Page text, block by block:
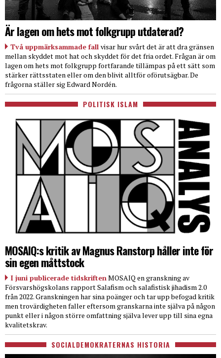
Är lagen om hets mot folkgrupp utdaterad?
Två uppmärksammade fall visar hur svårt det är att dra gränsen
mellan skyddet mot hat och skyddet för det fria ordet. Frågan är om
lagen om hets mot folkgrupp fortfarande tillämpas på ett sätt som
stärker rättsstaten eller om den blivit alltför oförutsägbar. De
frågorna ställer sig Edward Nordén.
POLITISK ISLAM
MOSAIQ:s kritik av Magnus Ranstorp håller inte för
sin egen måttstock
I juni publicerade tidskriftenMOSAIQ en granskning av
Försvarshögskolans rapport Salafism och salafistisk jihadism 2.0
från 2022. Granskningen har sina poänger och tar upp befogad kritik
men trovärdigheten faller eftersom granskarna inte själva på någon
punkt eller i någon större omfattning själva lever upp till sina egna
kvalitetskrav.
SOCIALDEMOKRATERNAS HISTORIA